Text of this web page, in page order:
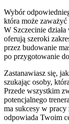
Wybór
która może
W Szczecinie
oferują szeroki
przez budowanie
po przygotowanie
Zastanawiasz się,
szukając osoby,
Przede wszystkim
potencjalnego
ma sukcesy w
odpowiada Twoim